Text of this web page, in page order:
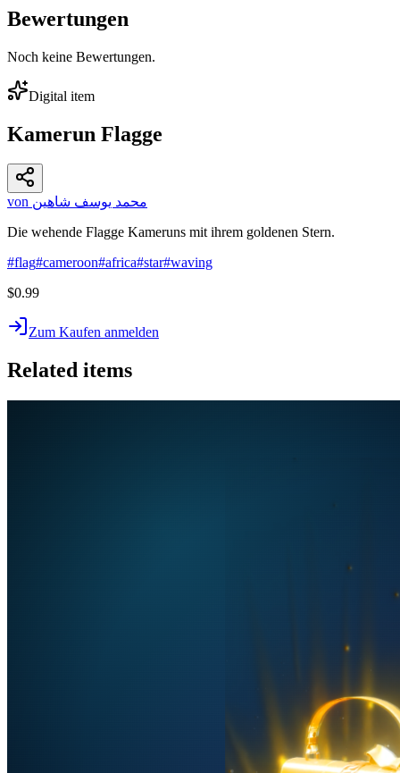
Bewertungen
Noch keine Bewertungen.
Digital item
Kamerun Flagge
von محمد يوسف شاهين
Die wehende Flagge Kameruns mit ihrem goldenen Stern.
#flag#cameroon#africa#star#waving
$0.99
Zum Kaufen anmelden
Related items